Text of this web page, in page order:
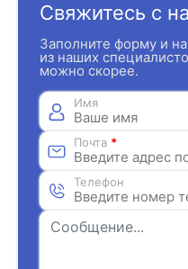
Свяжитесь с
Заполните форму и
из наших
можно скорее.
Имя
Почта *
Телефон